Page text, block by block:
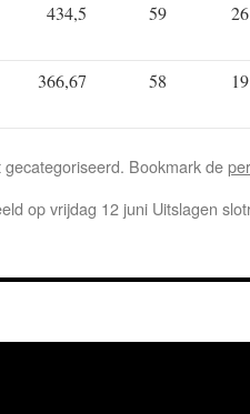
434,5 59 26
366,67 58 19
Bookmark de
op vrijdag 12 juni Uitslagen